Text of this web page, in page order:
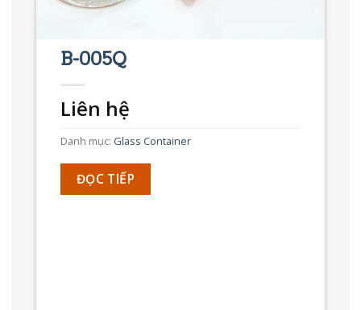
B-005Q
Liên hệ
Danh mục: Glass Container
ĐỌC TIẾP